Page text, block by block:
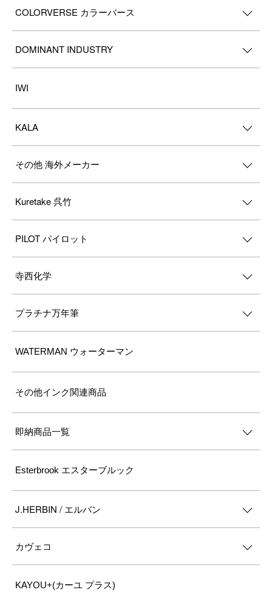
COLORVERSE カラーバース
DOMINANT INDUSTRY
IWI
KALA
その他 海外メーカー
Kuretake 呉竹
PILOT パイロット
寺西化学
プラチナ万年筆
WATERMAN ウォーターマン
その他インク関連商品
即納商品一覧
Esterbrook エスターブルック
J.HERBIN / エルバン
カヴェコ
KAYOU+(カーユ プラス)